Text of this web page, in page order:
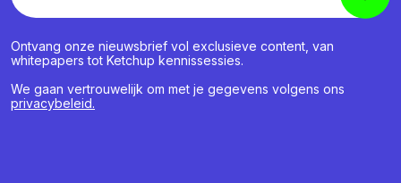
Ontvang onze nieuwsbrief vol exclusieve content, van
whitepapers tot Ketchup kennissessies.
We gaan vertrouwelijk om met je gegevens volgens ons
privacybeleid.